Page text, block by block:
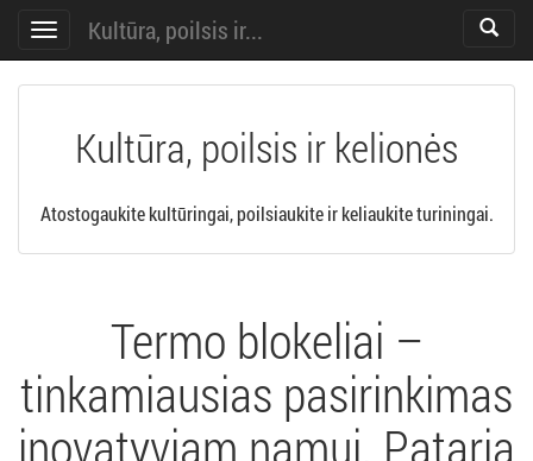
Toggle
navigation
Toggle
Kultūra, poilsis ir...
Kultūra, poilsis ir kelionės
Atostogaukite kultūringai, poilsiaukite ir keliaukite turiningai.
Termo blokeliai –
tinkamiausias pasirinkimas
inovatyviam namui. Pataria